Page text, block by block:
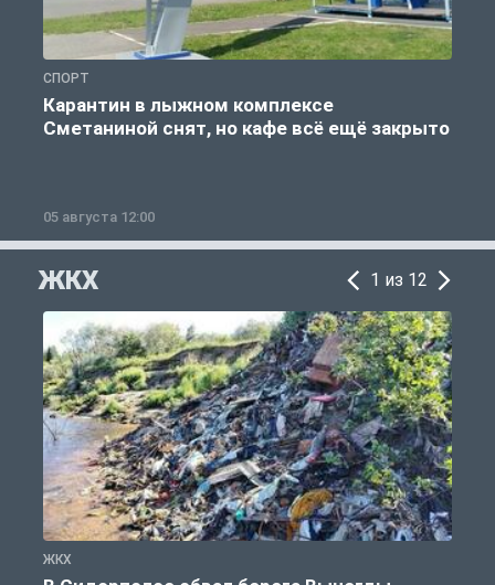
СПОРТ
Карантин в лыжном комплексе
Сметаниной снят, но кафе всё ещё закрыто
05 августа 12:00
ЖКХ 1 из 12
ЖКХ